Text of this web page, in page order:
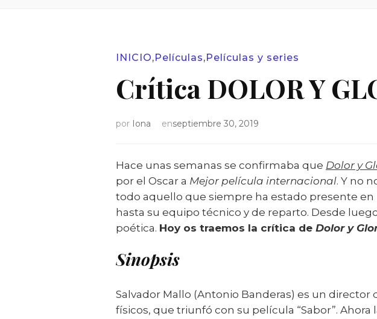
INICIO,Películas,Películas y series
Crítica DOLOR Y
por Iona enseptiembre 30, 2019
Hace unas semanas se confirmaba que Dolor y
por el Oscar a Mejor película internacional. Y no
todo aquello que siempre ha estado presente en
hasta su equipo técnico y de reparto. Desde
poética. Hoy os traemos la crítica de Dolor y
Sinopsis
Salvador Mallo (Antonio Banderas) es un
físicos, que triunfó con su película “Sabor”.